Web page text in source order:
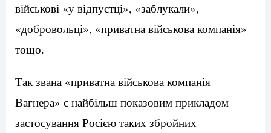
військові «у відпустці», «заблукали»,
«добровольці», «приватна військова компанія»
тощо.
Так звана «приватна військова компанія
Вагнера» є найбільш показовим прикладом
застосування Росією таких збройних